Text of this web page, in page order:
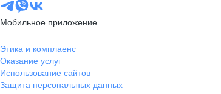
Мобильное приложение
Этика и комплаенс
Оказание услуг
Использование сайтов
Защита персональных данных